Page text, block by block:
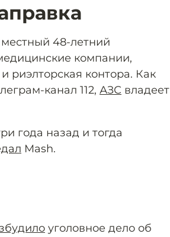
48-летний
компании,
риэлторская контора. Как
канал 112, АЗС владеет
года назад и тогда
Mash.
уголовное дело об